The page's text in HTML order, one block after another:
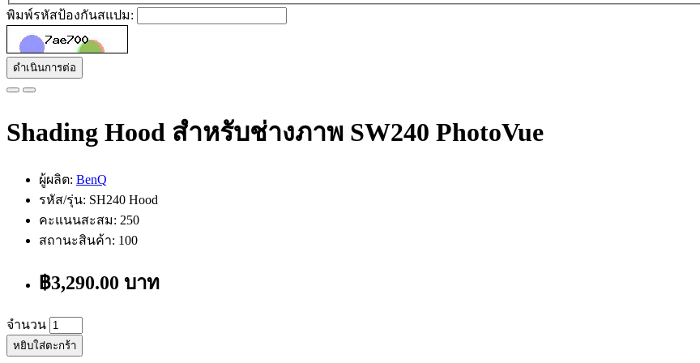
พิมพ์รหัสป้องกันสแปม:
ดำเนินการต่อ
Shading Hood สำหรับช่างภาพ SW240 PhotoVue
ผู้ผลิต: BenQ
รหัส/รุ่น: SH240 Hood
คะแนนสะสม: 250
สถานะสินค้า: 100
฿3,290.00 บาท
จำนวน
หยิบใส่ตะกร้า